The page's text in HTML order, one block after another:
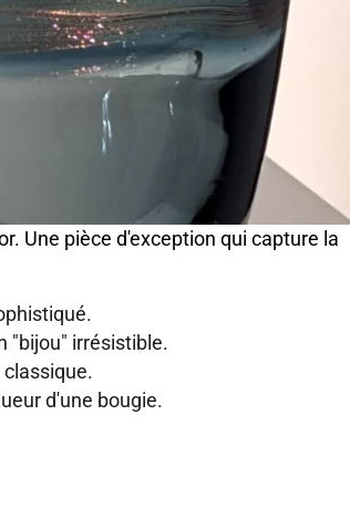
Une pièce d'exception qui capture la
"bijou" irrésistible.
d'une bougie.